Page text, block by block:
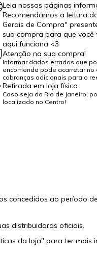
Leia nossas páginas
Recomendamos a leitura
Gerais de Compra"
sua compra para que
aqui funciona <3
Atenção na sua compra!
Informar dados errados que
encomenda pode acarretar
cobranças adicionais para o
Retirada em loja física
Caso seja do Rio de Janeiro,
localizado no Centro!
concedidos ao período
distribuidoras oficiais.
da loja" para ter mais